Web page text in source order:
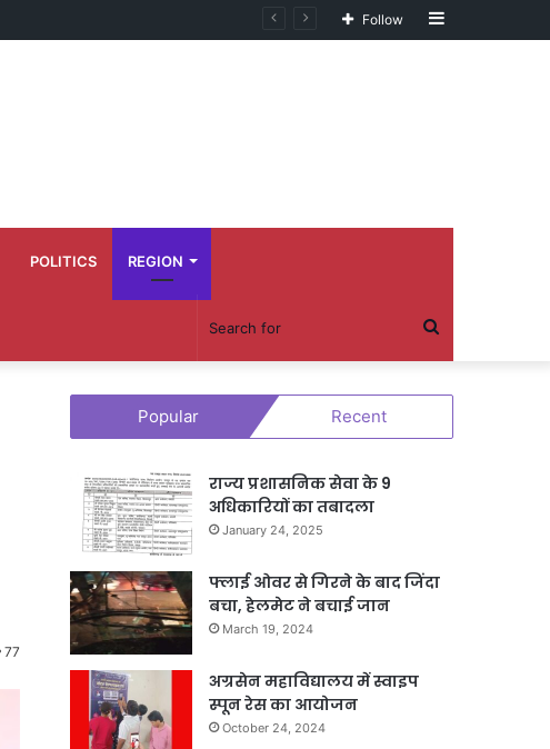
Sidebar
Follow
POLITICS REGION
Search
for
77
Popular Recent
राज्य प्रशासनिक सेवा के 9
अधिकारियों का तबादला
January 24, 2025
फ्लाई ओवर से गिरने के बाद जिंदा
बचा, हेलमेट ने बचाई जान
March 19, 2024
अग्रसेन महाविद्यालय में स्वाइप
स्पून रेस का आयोजन
October 24, 2024